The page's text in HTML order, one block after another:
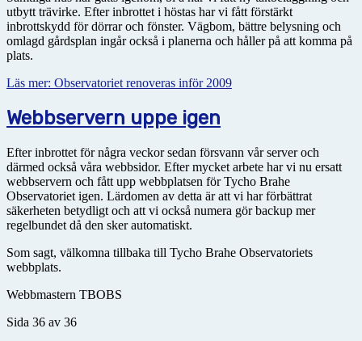
utbytt trävirke. Efter inbrottet i höstas har vi fått förstärkt
inbrottskydd för dörrar och fönster. Vägbom, bättre belysning och
omlagd gårdsplan ingår också i planerna och håller på att komma på
plats.
Läs mer: Observatoriet renoveras inför 2009
Webbservern uppe igen
Efter inbrottet för några veckor sedan försvann vår server och
därmed också våra webbsidor. Efter mycket arbete har vi nu ersatt
webbservern och fått upp webbplatsen för Tycho Brahe
Observatoriet igen. Lärdomen av detta är att vi har förbättrat
säkerheten betydligt och att vi också numera gör backup mer
regelbundet då den sker automatiskt.
Som sagt, välkomna tillbaka till Tycho Brahe Observatoriets
webbplats.
Webbmastern TBOBS
Sida 36 av 36